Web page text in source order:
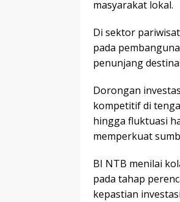
masyarakat lokal.
Di sektor
pada
penunjang
Dorongan
kompetitif di
hingga fluktuasi
memperkuat
BI NTB menilai
pada tahap
kepastian